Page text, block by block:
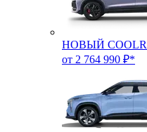
НОВЫЙ
от 2 764 990 ₽*